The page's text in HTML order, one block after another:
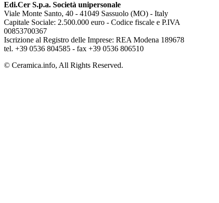
Edi.Cer S.p.a. Società unipersonale
Viale Monte Santo, 40 - 41049 Sassuolo (MO) - Italy
Capitale Sociale: 2.500.000 euro - Codice fiscale e P.IVA
00853700367
Iscrizione al Registro delle Imprese: REA Modena 189678
tel. +39 0536 804585 - fax +39 0536 806510
© Ceramica.info, All Rights Reserved.